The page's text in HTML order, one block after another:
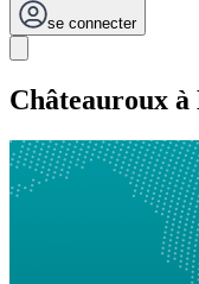
se connecter
Châteauroux